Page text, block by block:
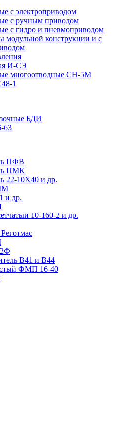
с электроприводом
с ручным приводом
с гидро и пневмоприводом
модульной конструкции и с
И-СЭ
многоотводные СН-5М
1
БДИ
63
ПФВ
ПМК
22-10Х40 и др.
и др.
10-160-2 и др.
В41 и В44
ФМП 16-40